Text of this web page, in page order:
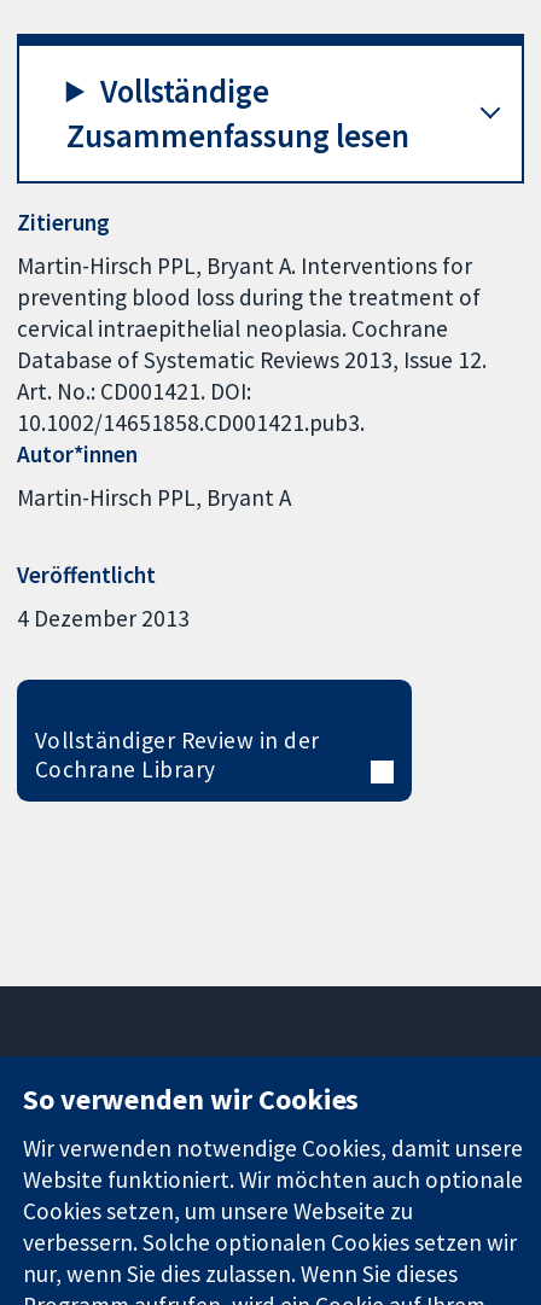
Vollständige
Zusammenfassung lesen
Zitierung
Martin-Hirsch PPL, Bryant A. Interventions for
preventing blood loss during the treatment of
cervical intraepithelial neoplasia. Cochrane
Database of Systematic Reviews 2013, Issue 12.
Art. No.: CD001421. DOI:
10.1002/14651858.CD001421.pub3.
Autor*innen
Martin-Hirsch PPL Bryant A
Veröffentlicht
4 Dezember 2013
Vollständiger Review in der
Cochrane Library
Zuverlässige
Evidenz
Informierte
Entscheidungen
Bessere
Gesundheit
11-13 Cavendish
London
W1G0AN
Königreich
Neuigkeiten
Pressestelle
Über uns
Cochrane
Library
So verwenden wir Cookies
Wir verwenden notwendige Cookies, damit unsere
Website funktioniert. Wir möchten auch optionale
Cookies setzen, um unsere Webseite zu
verbessern. Solche optionalen Cookies setzen wir
nur, wenn Sie dies zulassen. Wenn Sie dieses